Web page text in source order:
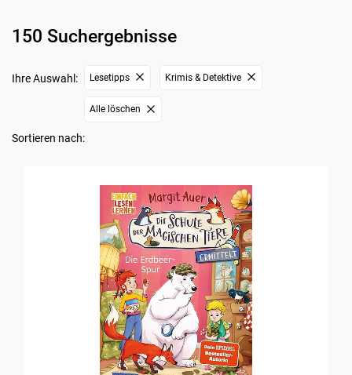
150 Suchergebnisse
Ihre Auswahl: Lesetipps Krimis & Detektive
Alle löschen
Sortieren nach: